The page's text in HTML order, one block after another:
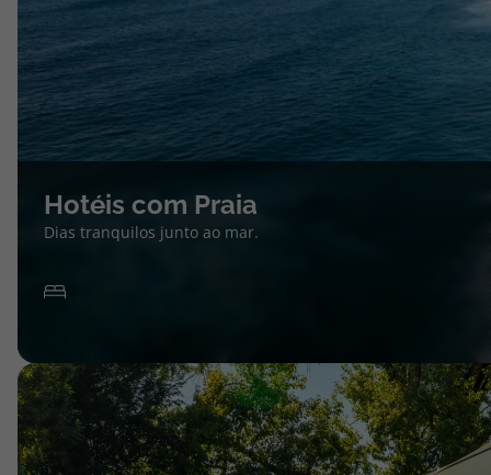
Hotéis com Praia
Dias tranquilos junto ao mar.